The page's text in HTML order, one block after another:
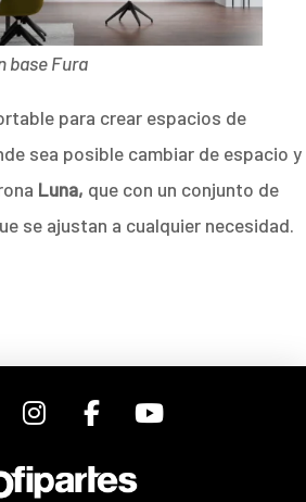
base Fura
para crear espacios de
sea posible cambiar de espacio y
Luna, que con un conjunto de
se ajustan a cualquier necesidad.